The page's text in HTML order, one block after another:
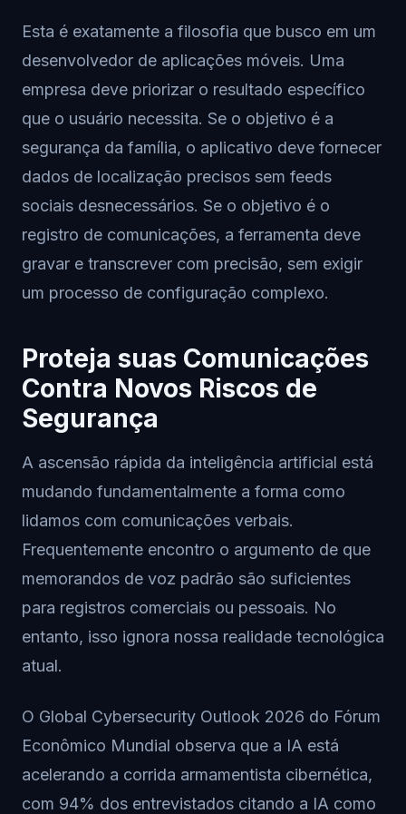
Esta é exatamente a filosofia que busco em um
desenvolvedor de aplicações móveis. Uma
empresa deve priorizar o resultado específico
que o usuário necessita. Se o objetivo é a
segurança da família, o aplicativo deve fornecer
dados de localização precisos sem feeds
sociais desnecessários. Se o objetivo é o
registro de comunicações, a ferramenta deve
gravar e transcrever com precisão, sem exigir
um processo de configuração complexo.
Proteja suas Comunicações
Contra Novos Riscos de
Segurança
A ascensão rápida da inteligência artificial está
mudando fundamentalmente a forma como
lidamos com comunicações verbais.
Frequentemente encontro o argumento de que
memorandos de voz padrão são suficientes
para registros comerciais ou pessoais. No
entanto, isso ignora nossa realidade tecnológica
atual.
O Global Cybersecurity Outlook 2026 do Fórum
Econômico Mundial observa que a IA está
acelerando a corrida armamentista cibernética,
com 94% dos entrevistados citando a IA como